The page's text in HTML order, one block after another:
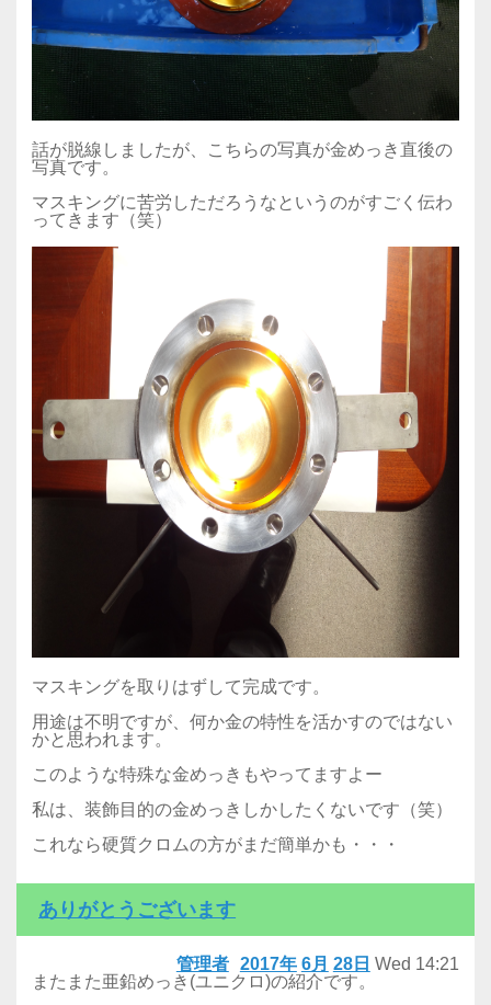
話が脱線しましたが、こちらの写真が金めっき直後の
写真です。
マスキングに苦労しただろうなというのがすごく伝わ
ってきます（笑）
マスキングを取りはずして完成です。
用途は不明ですが、何か金の特性を活かすのではない
かと思われます。
このような特殊な金めっきもやってますよー
私は、装飾目的の金めっきしかしたくないです（笑）
これなら硬質クロムの方がまだ簡単かも・・・
ありがとうございます
2017年 6月 28日 Wed 14:21
管理者
またまた亜鉛めっき(ユニクロ)の紹介です。